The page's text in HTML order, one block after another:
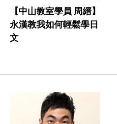
【中山教室學員 周縉】
永漢教我如何輕鬆學日
文